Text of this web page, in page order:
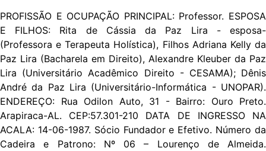
PROFISSÃO E OCUPAÇÃO PRINCIPAL: Professor. ESPOSA
E FILHOS: Rita de Cássia da Paz Lira - esposa-
(Professora e Terapeuta Holística), Filhos Adriana Kelly da
Paz Lira (Bacharela em Direito), Alexandre Kleuber da Paz
Lira (Universitário Acadêmico Direito - CESAMA); Dênis
André da Paz Lira (Universitário-Informática - UNOPAR).
ENDEREÇO: Rua Odilon Auto, 31 - Bairro: Ouro Preto.
Arapiraca-AL. CEP:57.301-210 DATA DE INGRESSO NA
ACALA: 14-06-1987. Sócio Fundador e Efetivo. Número da
Cadeira e Patrono: Nº 06 – Lourenço de Almeida.